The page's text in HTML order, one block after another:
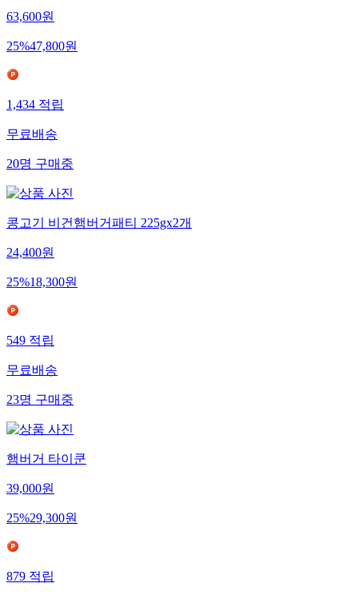
63,600원
25%47,800원
1,434적립
무료배송
20명구매중
콩고기 비건햄버거패티 225gx2개
24,400원
25%18,300원
549적립
무료배송
23명구매중
햄버거 타이쿤
39,000원
25%29,300원
879적립